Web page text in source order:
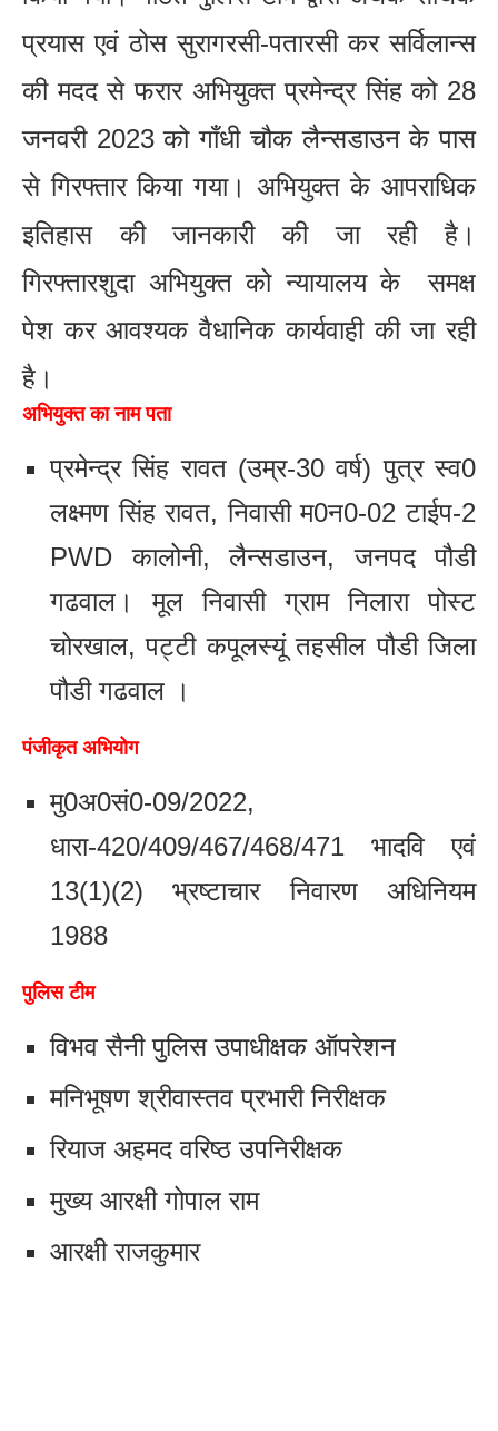
प्रयास एवं ठोस सुरागरसी-पतारसी कर सर्विलान्स
की मदद से फरार अभियुक्त प्रमेन्द्र सिंह को 28
जनवरी 2023 को गाँधी चौक लैन्सडाउन के पास
से गिरफ्तार किया गया। अभियुक्त के आपराधिक
इतिहास की जानकारी की जा रही है।
गिरफ्तारशुदा अभियुक्त को न्यायालय के समक्ष
पेश कर आवश्यक वैधानिक कार्यवाही की जा रही
है।
अभियुक्त का नाम पता
प्रमेन्द्र सिंह रावत (उम्र-30 वर्ष) पुत्र स्व0
लक्ष्मण सिंह रावत, निवासी म0न0-02 टाईप-2
PWD कालोनी, लैन्सडाउन, जनपद पौडी
गढवाल। मूल निवासी ग्राम निलारा पोस्ट
चोरखाल, पट्टी कपूलस्यूं तहसील पौडी जिला
पौडी गढवाल ।
पंजीकृत अभियोग
मु0अ0सं0-09/2022,
धारा-420/409/467/468/471 भादवि एवं
13(1)(2) भ्रष्टाचार निवारण अधिनियम
1988
पुलिस टीम
विभव सैनी पुलिस उपाधीक्षक ऑपरेशन
मनिभूषण श्रीवास्तव प्रभारी निरीक्षक
रियाज अहमद वरिष्ठ उपनिरीक्षक
मुख्य आरक्षी गोपाल राम
आरक्षी राजकुमार